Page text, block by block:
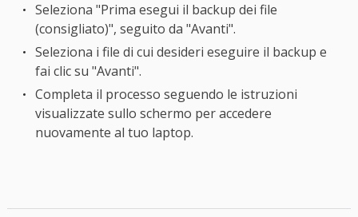
Seleziona "Prima esegui il backup dei file
(consigliato)", seguito da "Avanti".
Seleziona i file di cui desideri eseguire il backup e
fai clic su "Avanti".
Completa il processo seguendo le istruzioni
visualizzate sullo schermo per accedere
nuovamente al tuo laptop.